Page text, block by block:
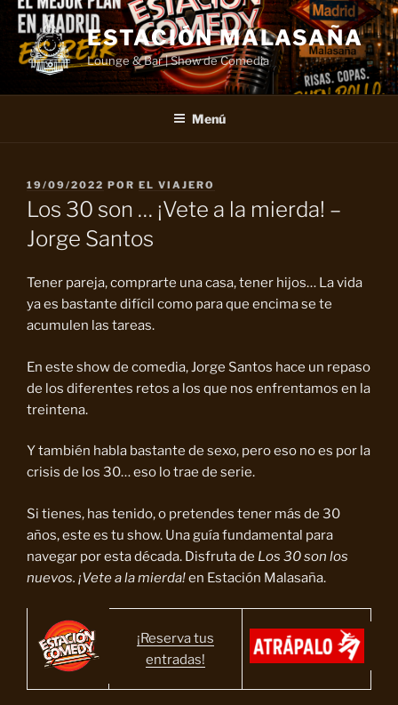
Saltar
contenido
ESTACIÓN MALASAÑA
Lounge & Bar | Show de Comedia
Menú
PUBLICADO
EL
19/09/2022 POR EL VIAJERO
Los 30 son … ¡Vete a la mierda! –
Jorge Santos
Tener pareja, comprarte una casa, tener hijos… La vida
ya es bastante difícil como para que encima se te
acumulen las tareas.
En este show de comedia, Jorge Santos hace un repaso
de los diferentes retos a los que nos enfrentamos en la
treintena.
Y también habla bastante de sexo, pero eso no es por la
crisis de los 30… eso lo trae de serie.
Si tienes, has tenido, o pretendes tener más de 30
años, este es tu show. Una guía fundamental para
navegar por esta década. Disfruta de Los 30 son los
nuevos. ¡Vete a la mierda!en Estación Malasaña.
¡Reserva tus
entradas!